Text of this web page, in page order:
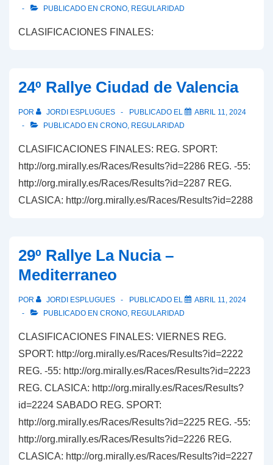
PUBLICADO EN CRONO REGULARIDAD
CLASIFICACIONES FINALES:
24º Rallye Ciudad de Valencia
POR JORDI ESPLUGUES PUBLICADO EL
ABRIL 11, 2024
PUBLICADO EN CRONO REGULARIDAD
CLASIFICACIONES FINALES: REG. SPORT:
http://org.mirally.es/Races/Results?id=2286 REG. -55:
http://org.mirally.es/Races/Results?id=2287 REG.
CLASICA: http://org.mirally.es/Races/Results?id=2288
29º Rallye La Nucia –
Mediterraneo
POR JORDI ESPLUGUES PUBLICADO EL
ABRIL 11, 2024
PUBLICADO EN CRONO REGULARIDAD
CLASIFICACIONES FINALES: VIERNES REG.
SPORT: http://org.mirally.es/Races/Results?id=2222
REG. -55: http://org.mirally.es/Races/Results?id=2223
REG. CLASICA: http://org.mirally.es/Races/Results?
id=2224 SABADO REG. SPORT:
http://org.mirally.es/Races/Results?id=2225 REG. -55:
http://org.mirally.es/Races/Results?id=2226 REG.
CLASICA: http://org.mirally.es/Races/Results?id=2227